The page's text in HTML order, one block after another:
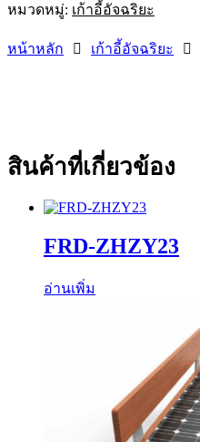
หมวดหมู่: เก้าอี้อัจฉริยะ
หน้าหลัก เก้าอี้อัจฉริยะ
สินค้าที่เกี่ยวข้อง
FRD-ZHZY23
อ่านเพิ่ม